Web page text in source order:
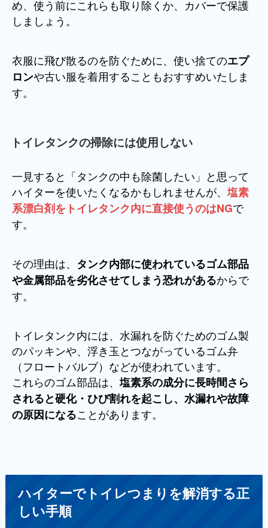
め、使う前にこれらも取り除くか、カバーで保護
しましょう。
衣服に飛び散るのを防ぐために、使い捨てのエプ
ロンや古い服を着用することもおすすめいたしま
す。
トイレタンクの掃除には使用しない
一見すると「タンクの中も除菌したい」と思って
ハイターを使いたくなるかもしれませんが、 塩素
系漂白剤をトイレタンク内に直接使うのはNGで
す。
その理由は、 タンク内部に使われているゴム部品
や金属部品を劣化させてしまう恐れがあるからで
す。
トイレタンク内には、水漏れを防ぐためのゴム製
のパッキンや、浮き玉とつながっているゴム弁
（フロートバルブ）などが使われています。
これらのゴム部品は、塩素系の成分に長時間さら
されると硬化・ひび割れを起こし、水漏れや故障
の原因になることがあります。
ハイターでトイレつまりを解消する正
しい手順